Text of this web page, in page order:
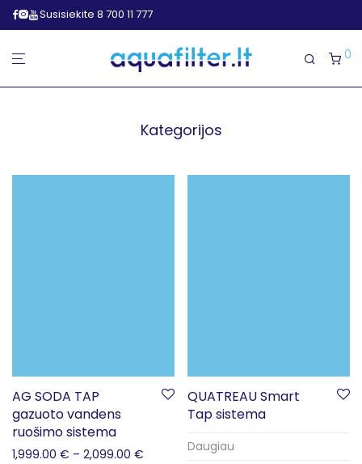
Susisiekite 8 700 11 777
0
Kategorijos
AG SODA TAP
gazuoto vandens
ruošimo sistema
1,999.00 € – 2,099.00 €
QUATREAU Smart
Tap sistema
Daugiau